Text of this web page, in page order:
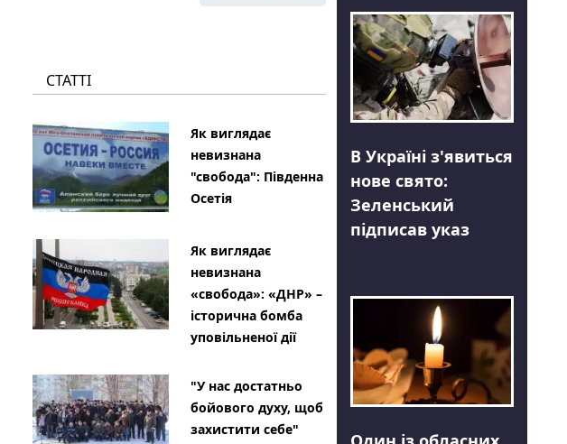
СТАТТІ
Як виглядає
невизнана
"свобода": Південна
Осетія
Як виглядає
невизнана
«свобода»: «ДНР» –
історична бомба
уповільненої дії
"У нас достатньо
бойового духу, щоб
захистити себе"
В Україні з'явиться
нове свято:
Зеленський
підписав указ